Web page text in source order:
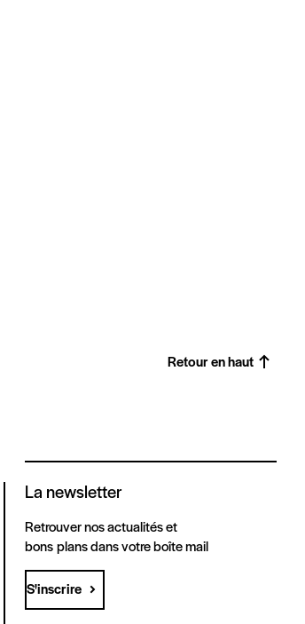
Retour en haut
La newsletter
Retrouver nos actualités et
bons plans dans votre boîte mail
S'inscrire